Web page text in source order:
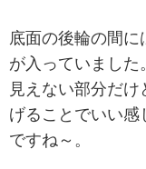
底面の後輪の間
が入っていました。
見えない部分だ
げることでいい感
ですね～。